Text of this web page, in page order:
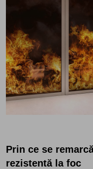
Prin ce se
rezistentă la foc